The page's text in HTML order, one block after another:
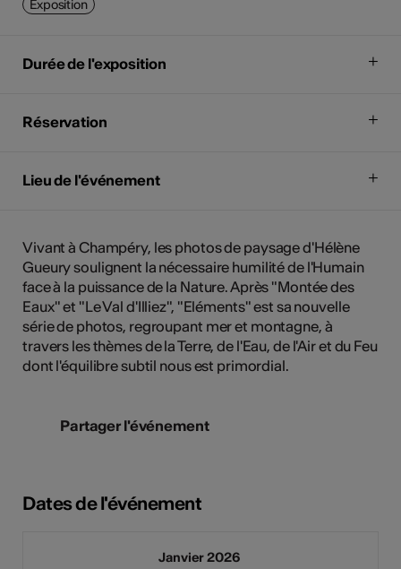
Exposition
Durée de l'exposition
Réservation
Lieu de l'événement
Vivant à Champéry, les photos de paysage d'Hélène
Gueury soulignent la nécessaire humilité de l'Humain
face à la puissance de la Nature. Après "Montée des
Eaux" et "Le Val d'Illiez", "Eléments" est sa nouvelle
série de photos, regroupant mer et montagne, à
travers les thèmes de la Terre, de l'Eau, de l'Air et du Feu
dont l'équilibre subtil nous est primordial.
Partager l'événement
Dates de l'événement
Janvier 2026